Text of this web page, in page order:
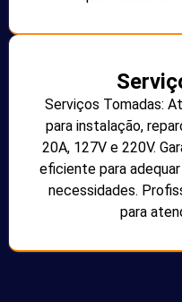
Serviços Tomadas:
para instalação,
20A, 127V e 220V.
eficiente para
necessidades.
para